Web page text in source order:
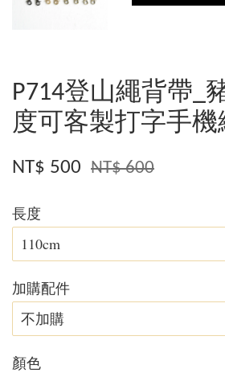
P714登山繩背帶_
度可客製打字手機
NT$ 500 NT$ 600
長度
加購配件
顏色